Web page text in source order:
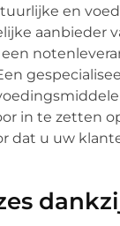
en
in te zetten
dat u uw